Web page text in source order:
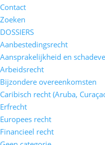
Contact
Zoeken
DOSSIERS
Aanbestedingsrecht
Aansprakelijkheid en
Arbeidsrecht
Bijzondere overeenkomsten
Caribisch recht (Aruba,
Erfrecht
Europees recht
Financieel recht